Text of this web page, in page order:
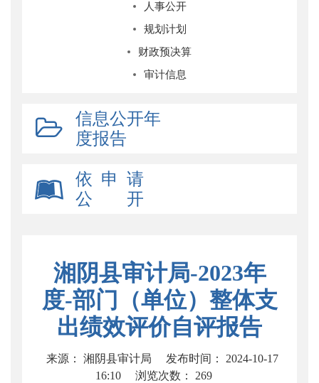
人事公开
规划计划
财政预决算
审计信息
信息公开年
度报告
依 申 请
公 开
湘阴县审计局-2023年
度-部门（单位）整体支
出绩效评价自评报告
来源： 湘阴县审计局
发布时间： 2024-10-17
16:10
浏览次数： 269